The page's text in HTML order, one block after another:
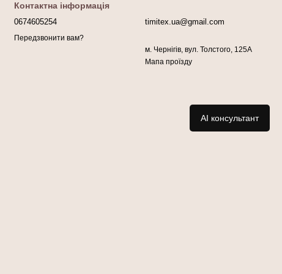
Контактна інформація
0674605254
Передзвонити вам?
timitex.ua@gmail.com
м. Чернігів, вул. Толстого, 125А
Мапа проїзду
AI консультант